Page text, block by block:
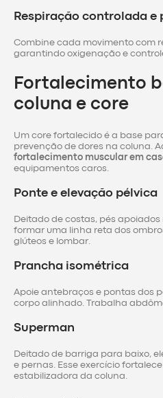
Respiração controlada e
Combine cada movimento com
garantindo oxigenação e
Fortalecimento
coluna e core
Um core fortalecido é a base
prevenção de dores na coluna.
fortalecimento muscular em
equipamentos caros.
Ponte e elevação pélvica
Deitado de costas, pés
formar uma linha reta dos
glúteos e lombar.
Prancha isométrica
Apoie antebraços e pontas dos
corpo alinhado. Trabalha
Superman
Deitado de barriga para baixo,
e pernas. Esse exercício
estabilizadora da coluna.